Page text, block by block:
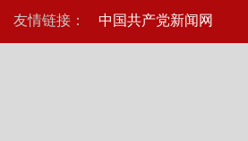
友情链接： 中国共产党新闻网